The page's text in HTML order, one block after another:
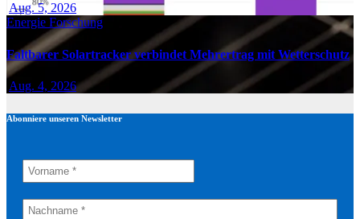
Aug. 5, 2026
Energie Forschung
Faltbarer Solartracker verbindet Mehrertrag mit Wetterschutz
Aug. 4, 2026
Abonniere unseren Newsletter